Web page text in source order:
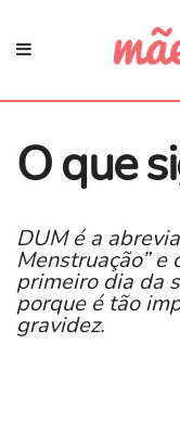
O que
DUM é a
Menstruação”
primeiro dia da
porque é tão
gravidez.